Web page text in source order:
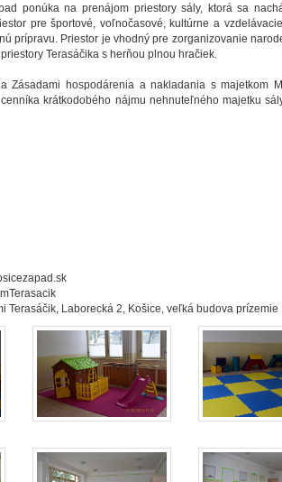
ponúka na prenájom priestory sály, ktorá sa
pre športové, voľnočasové, kultúrne a
prípravu. Priestor je vhodný pre zorganizovanie
Terasáčika s herňou plnou hračiek.
Zásadami hospodárenia a nakladania s majetkom
krátkodobého nájmu nehnuteľného majetku
Terasáčik, Laborecká 2, Košice, veľká budova prízemie